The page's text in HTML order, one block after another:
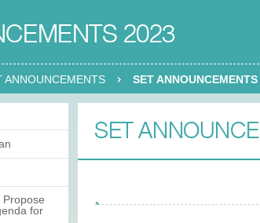
2023
ANNOUNCEMENTS SET
SET
for